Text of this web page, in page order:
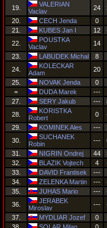
19.
VALERIAN
Vaclav
24
20.
CECH Jenda
0
21.
KUBES Jan I 12
22.
POUSTKA
Vaclav
14
23.
LABUDEK Michal 8
24.
KOLECKAR
Adam
20
25.
NOVAK Jenda 0
=
DUDA Marek ---
27.
SERY Jakub ---
28.
KORISTKA
Robert
0
29.
KOMINEK Ales ---
30.
SUCHANEK
Robin
---
31.
NIGRIN Ondrej 44
32.
BLAZIK Vojtech 4
33.
DAVID Frantisek
---
34.
ZELENKA Martin ---
35.
JUHAS Mario ---
36.
JERABEK
Miroslav
---
37.
MYDLIAR Jozef
0